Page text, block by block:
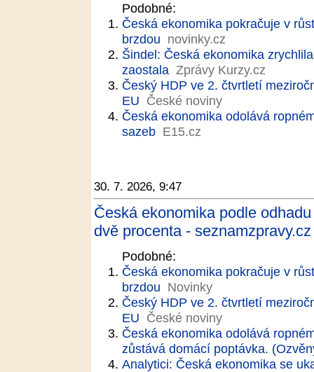
Podobné:
Česká ekonomika pokračuje v
brzdou novinky.cz
Šindel: Česká ekonomika
zaostala Zprávy Kurzy.cz
Český HDP ve 2. čtvrtletí
EU České noviny
Česká ekonomika odolává
sazeb E15.cz
30. 7. 2026, 9:47
Česká ekonomika podle
dvě procenta - seznamzpravy.cz
Podobné:
Česká ekonomika pokračuje v
brzdou Novinky
Český HDP ve 2. čtvrtletí
EU České noviny
Česká ekonomika odolává
zůstává domácí poptávka.
Analytici: Česká ekonomika se